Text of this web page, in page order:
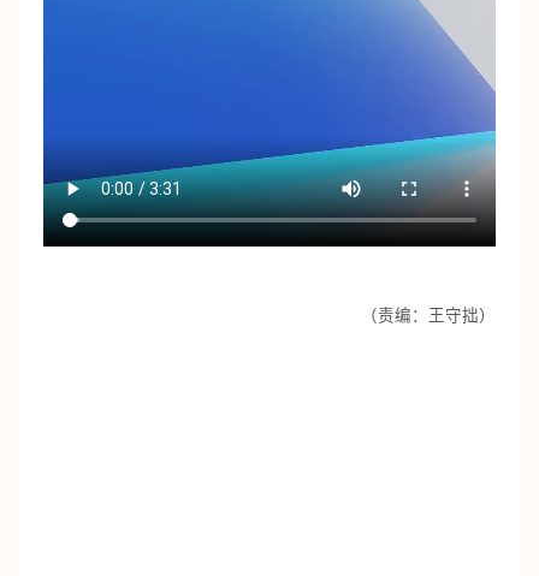
（责编：王守拙）